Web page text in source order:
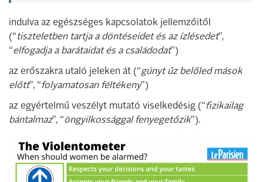
indulva az egészséges kapcsolatok jellemzőitől
(“tiszteletben tartja a döntéseidet és az ízlésedet”,
“elfogadja a barátaidat és a családodat”)
az erőszakra utaló jeleken át (“gúnyt űz belőled mások
előtt”, “folyamatosan féltékeny”)
az egyértelmű veszélyt mutató viselkedésig (“fizikailag
bántalmaz”, “öngyilkossággal fenyegetőzik”).